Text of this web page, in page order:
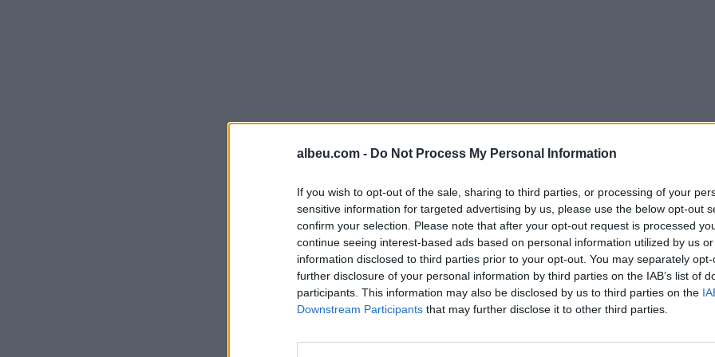
albeu.com - Do Not Process My Personal Information
If you wish to opt-out of the sale, sharing to third parties, or processing of your
sensitive information for targeted advertising by us, please use the below opt-out
confirm your selection. Please note that after your opt-out request is processed
continue seeing interest-based ads based on personal information utilized by us
information disclosed to third parties prior to your opt-out. You may separately
further disclosure of your personal information by third parties on the IAB’s list of
participants. This information may also be disclosed by us to third parties on the
Downstream Participants that may further disclose it to other third parties.